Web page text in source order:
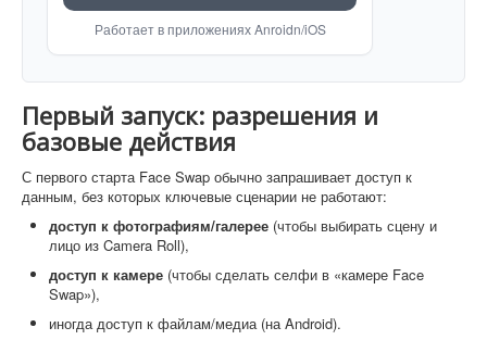
Работает в приложениях Anroidn/iOS
Первый запуск: разрешения и
базовые действия
С первого старта Face Swap обычно запрашивает доступ к
данным, без которых ключевые сценарии не работают:
доступ к фотографиям/галерее (чтобы выбирать сцену и
лицо из Camera Roll),
доступ к камере (чтобы сделать селфи в «камере Face
Swap»),
иногда доступ к файлам/медиа (на Android).